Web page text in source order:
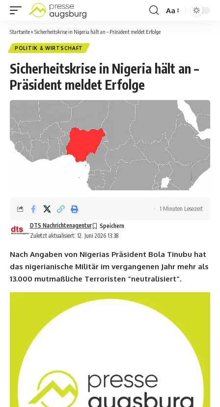
Aa
Startseite» Sicherheitskrise in Nigeria hält an – Präsident meldet Erfolge
POLITIK & WIRTSCHAFT
Sicherheitskrise in Nigeria hält an –
Präsident meldet Erfolge
Zuletzt aktualisiert: 12. Juni 2026 13:38
DTS Nachrichtenagentur
1 Minuten Lesezeit
Nach Angaben von Nigerias Präsident Bola Tinubu hat
das nigerianische Militär im vergangenen Jahr mehr als
13.000 mutmaßliche Terroristen “neutralisiert”.